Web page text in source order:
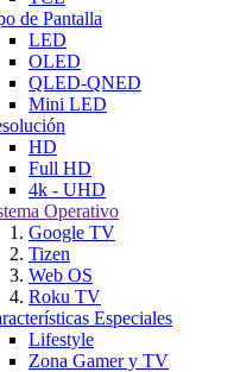
de Pantalla
LED
OLED
QLED-QNED
Mini LED
HD
Full HD
4k - UHD
Operativo
Google TV
Tizen
Web OS
Roku TV
Especiales
Lifestyle
Zona Gamer y TV